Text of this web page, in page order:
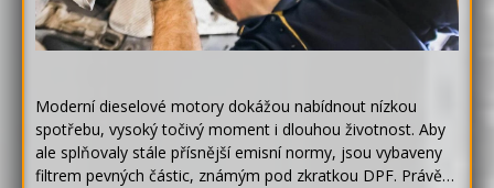
Moderní dieselové motory dokážou nabídnout nízkou
spotřebu, vysoký točivý moment i dlouhou životnost. Aby
ale splňovaly stále přísnější emisní normy, jsou vybaveny
filtrem pevných částic, známým pod zkratkou DPF. Právě…